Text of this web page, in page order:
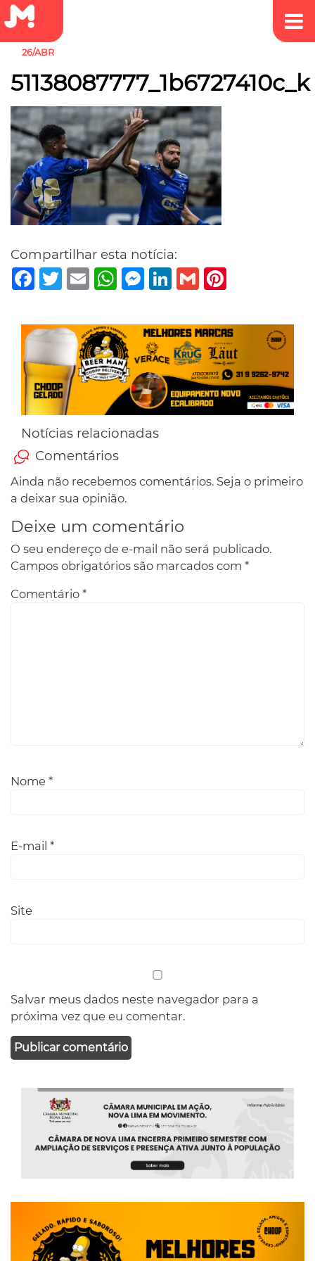
26/ABR
51138087777_1b6727410c_k
Compartilhar esta notícia:
Facebook
TwitterEmail WhatsAppMessenger
LinkedIn
Gmail
Notícias relacionadas
Comentários
Ainda não recebemos comentários. Seja o primeiro
a deixar sua opinião.
Deixe um comentário
O seu endereço de e-mail não será publicado.
Campos obrigatórios são marcados com *
Comentário *
Nome *
E-mail *
Site
Salvar meus dados neste navegador para a
próxima vez que eu comentar.